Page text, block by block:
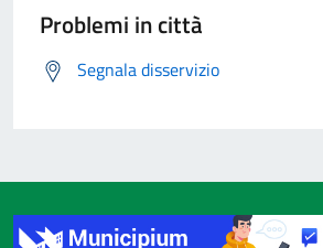
Problemi in città
Segnala disservizio